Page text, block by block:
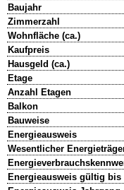
Baujahr
Zimmerzahl
Wohnfläche (ca.)
Kaufpreis
Hausgeld (ca.)
Etage
Anzahl Etagen
Balkon
Bauweise
Energieausweis
Wesentlicher
Energieausweis gültig bis